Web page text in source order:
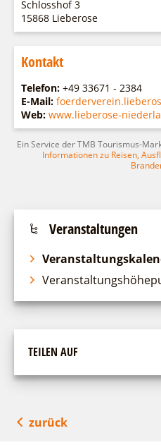
ILB
Schlosshof 3
15868 Lieberose
Kontakt
Telefon: +49 33671 - 2384
E-Mail:
Web: www.lieberose-
Ein Service der TMB Tourismus-
Informationen zu Reisen,
Veranstaltungen
TEILEN AUF
zurück